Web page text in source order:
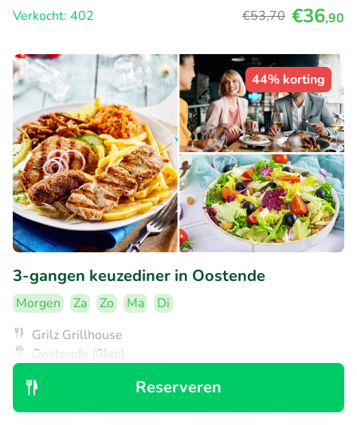
Reserveren
Verkocht: 402
€53,70 €36,90
44% korting
3-gangen keuzediner in Oostende
Morgen Za Zo Ma
Di
Grilz Grillhouse
Oostende (0km)
Verkocht: 24